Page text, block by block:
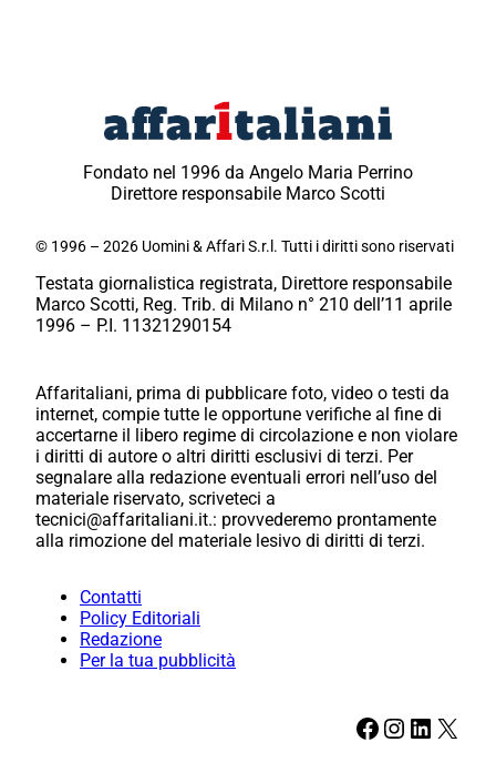
Fondato nel 1996 da Angelo Maria Perrino
Direttore responsabile Marco Scotti
© 1996 – 2026 Uomini & Affari S.r.l. Tutti i diritti sono riservati
Testata giornalistica registrata, Direttore responsabile
Marco Scotti, Reg. Trib. di Milano n° 210 dell’11 aprile
1996 – P.I. 11321290154
Affaritaliani, prima di pubblicare foto, video o testi da
internet, compie tutte le opportune verifiche al fine di
accertarne il libero regime di circolazione e non violare
i diritti di autore o altri diritti esclusivi di terzi. Per
segnalare alla redazione eventuali errori nell’uso del
materiale riservato, scriveteci a
tecnici@affaritaliani.it.: provvederemo prontamente
alla rimozione del materiale lesivo di diritti di terzi.
Contatti
Policy Editoriali
Redazione
Per la tua pubblicità
Facebook Instagram LinkedIn X